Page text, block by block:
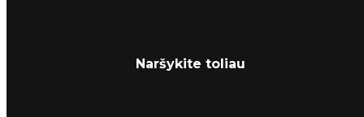
Naršykite toliau